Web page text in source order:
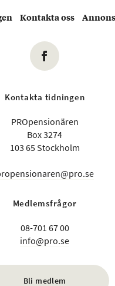
Kontakta oss
Kontakta tidningen
PROpensionären
Box 3274
103 65 Stockholm
Medlemsfrågor
08-701 67 00
info@pro.se
Bli medlem